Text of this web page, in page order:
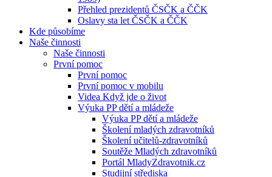
Přehled prezidentů ČSČK a ČČK
Oslavy sta let ČSČK a ČČK
Kde působíme
Naše činnosti
Naše činnosti
První pomoc
První pomoc
První pomoc v mobilu
Videa Když jde o život
Výuka PP dětí a mládeže
Výuka PP dětí a mládeže
Školení mladých zdravotníků
Školení učitelů-zdravotníků
Soutěže Mladých zdravotníků
Portál MladyZdravotnik.cz
Studijní střediska